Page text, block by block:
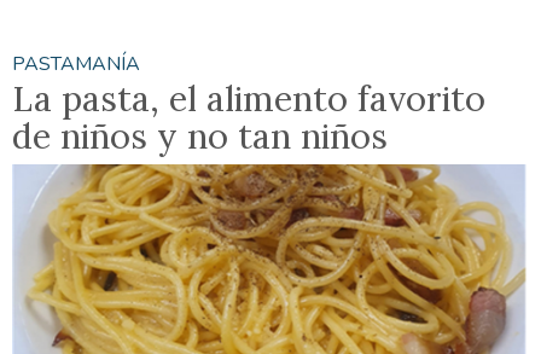
PASTAMANÍA
La pasta, el alimento favorito
de niños y no tan niños